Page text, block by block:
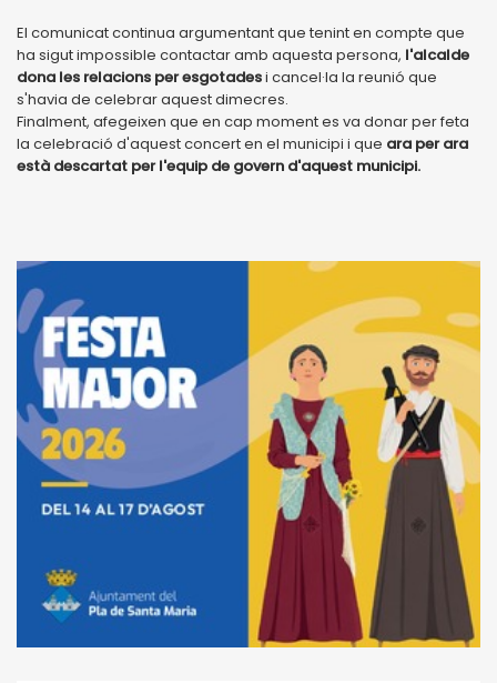
El comunicat continua argumentant que tenint en compte que
ha sigut impossible contactar amb aquesta persona, l'alcalde
dona les relacions per esgotadesi cancel·la la reunió que
s'havia de celebrar aquest dimecres.
Finalment, afegeixen que en cap moment es va donar per feta
la celebració d'aquest concert en el municipi i que ara per ara
està descartat per l'equip de govern d'aquest municipi.